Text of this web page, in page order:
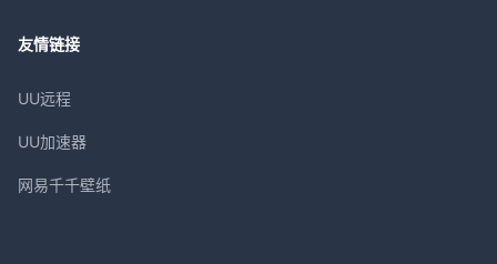
友情链接
UU远程
UU加速器
网易千千壁纸